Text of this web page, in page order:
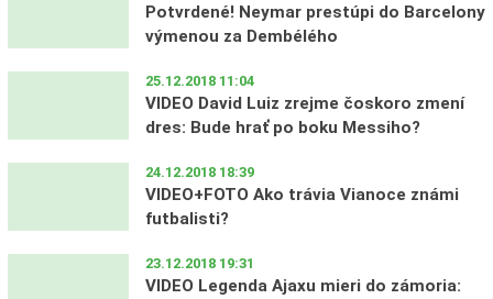
Potvrdené! Neymar prestúpi do Barcelony
výmenou za Dembélého
25.12.2018 11:04
VIDEO David Luiz zrejme čoskoro zmení
dres: Bude hrať po boku Messiho?
24.12.2018 18:39
VIDEO+FOTO Ako trávia Vianoce známi
futbalisti?
23.12.2018 19:31
VIDEO Legenda Ajaxu mieri do zámoria: